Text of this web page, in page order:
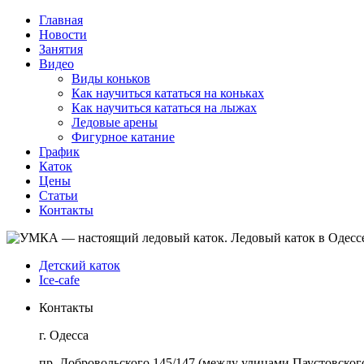
Главная
Новости
Занятия
Видео
Виды коньков
Как научиться кататься на коньках
Как научиться кататься на лыжах
Ледовые арены
Фигурное катание
График
Каток
Цены
Статьи
Контакты
Детский каток
Ice-cafe
Контакты
г. Одесса